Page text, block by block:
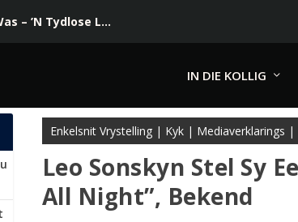
– ’N Tydlose L...
IN DIE KOLLIG
Enkelsnit Vrystelling| Kyk| Mediaverklarings |
Leo Sonskyn Stel Sy
All Night”, Bekend